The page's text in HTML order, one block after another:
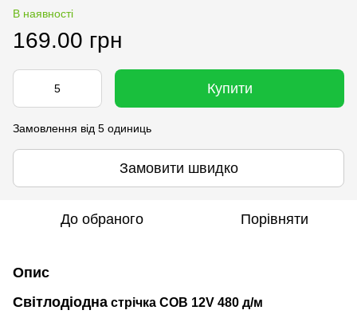
В наявності
169.00 грн
Купити
Замовлення від 5 одиниць
Замовити швидко
До обраного Порівняти
Опис
Світлодіодна стрічка COB 12V 480 д/м